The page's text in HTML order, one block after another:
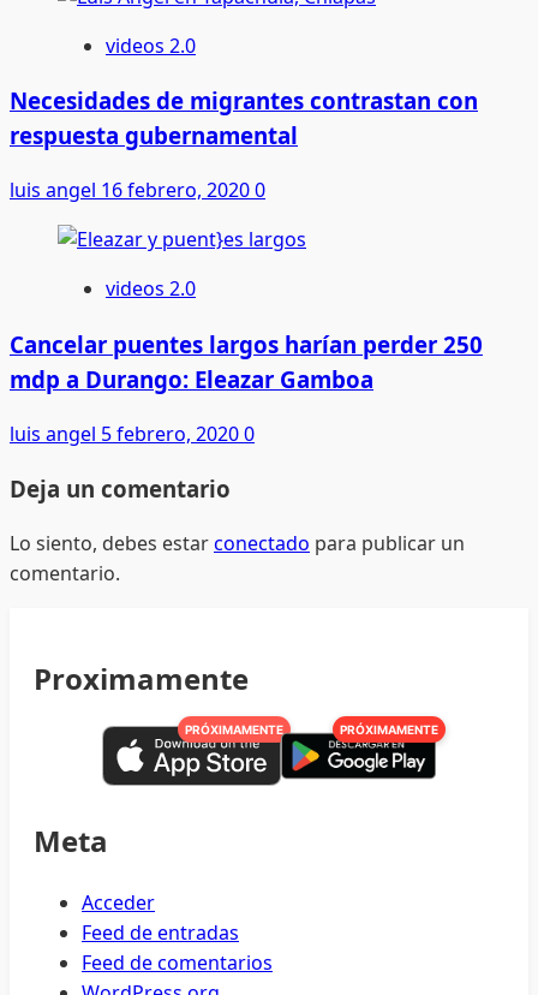
videos 2.0
Necesidades de migrantes contrastan con
respuesta gubernamental
luis angel 16 febrero, 20200
videos 2.0
Cancelar puentes largos harían perder 250
mdp a Durango: Eleazar Gamboa
luis angel 5 febrero, 20200
Deja un comentario
Lo siento, debes estarconectado para publicar un
comentario.
Proximamente
PRÓXIMAMENTE PRÓXIMAMENTE
Meta
Acceder
Feed de entradas
Feed de comentarios